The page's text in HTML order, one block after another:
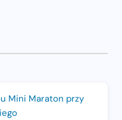
Mini Maraton przy